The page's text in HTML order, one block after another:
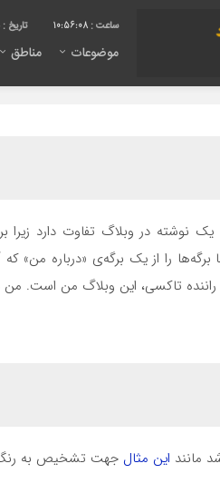
10:56:09 تاریخ :
موضوعات مناطق
نوشته در وبلاگ تفاوت دارد
برگه‌ها را از یک برگه‌ی «درباره
تاکسی، این وبلاگ من است. من
مانند این مثال جهت تشخیص به رنگ